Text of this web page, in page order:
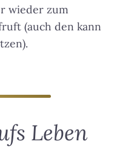
wieder zum
(auch den kann
Leben